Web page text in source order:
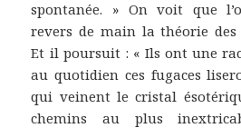
spontanée. » On voit que
revers de main la théorie des
Et il poursuit : « Ils ont une
au quotidien ces fugaces
qui veinent le cristal
chemins au plus